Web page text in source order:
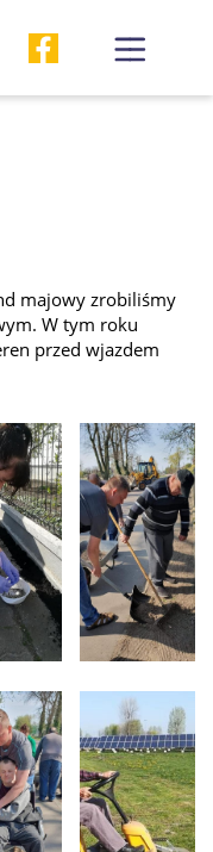
majowy zrobiliśmy
W tym roku
przed wjazdem